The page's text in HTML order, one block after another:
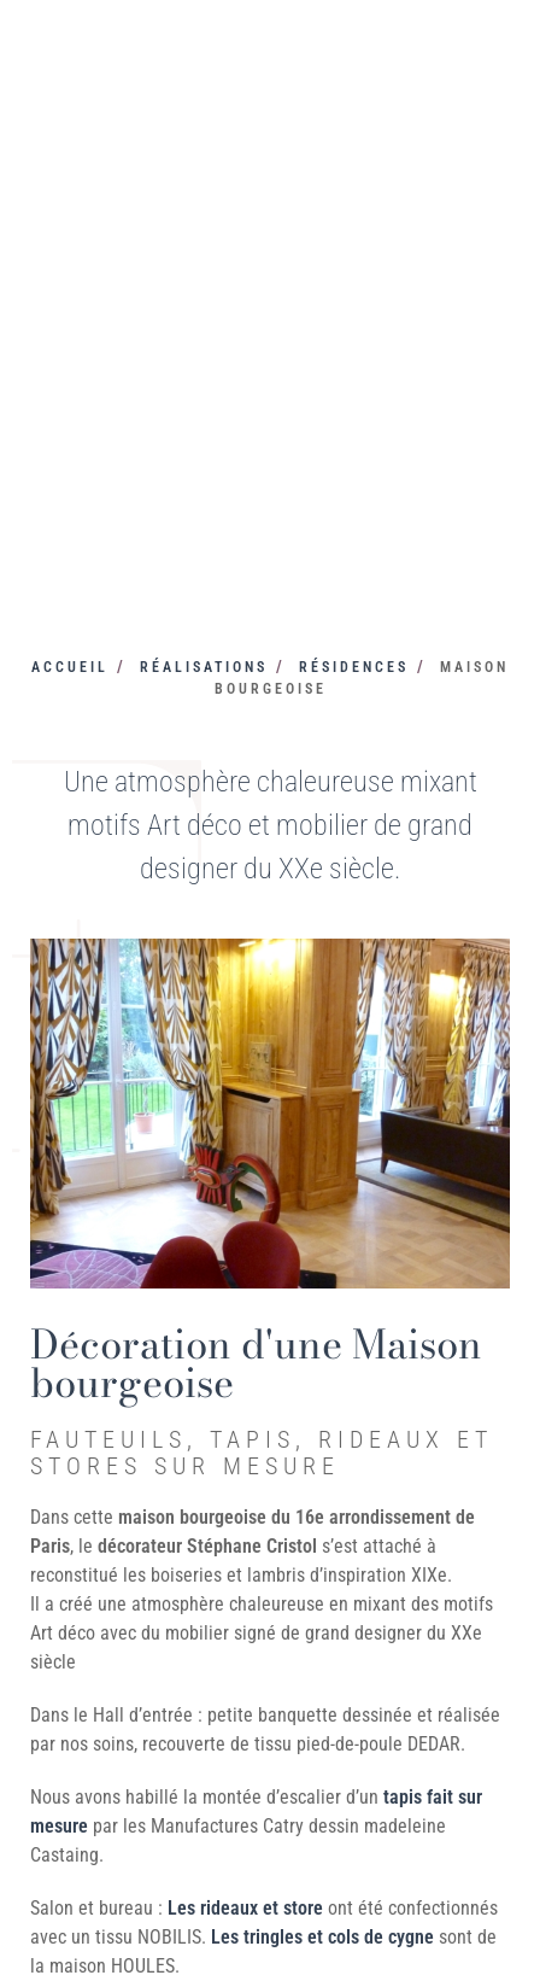
ACCUEIL RÉALISATIONS RÉSIDENCES
MAISON
BOURGEOISE
Une atmosphère chaleureuse mixant
motifs Art déco et mobilier de grand
designer du XXe siècle.
Décoration d'une Maison
bourgeoise
FAUTEUILS, TAPIS, RIDEAUX ET
STORES SUR MESURE
Dans cette maison bourgeoise du 16e arrondissement de
Paris, le décorateur Stéphane Cristol s’est attaché à
reconstitué les boiseries et lambris d’inspiration XIXe.
Il a créé une atmosphère chaleureuse en mixant des motifs
Art déco avec du mobilier signé de grand designer du XXe
siècle
Dans le Hall d’entrée : petite banquette dessinée et réalisée
par nos soins, recouverte de tissu pied-de-poule DEDAR.
Nous avons habillé la montée d’escalier d’un tapis fait sur
mesure par les Manufactures Catry dessin madeleine
Castaing.
Salon et bureau : Les rideaux et store ont été confectionnés
avec un tissu NOBILIS. Les tringles et cols de cygne sont de
la maison HOULES.